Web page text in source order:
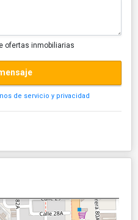
ofertas inmobiliarias
de servicio y privacidad